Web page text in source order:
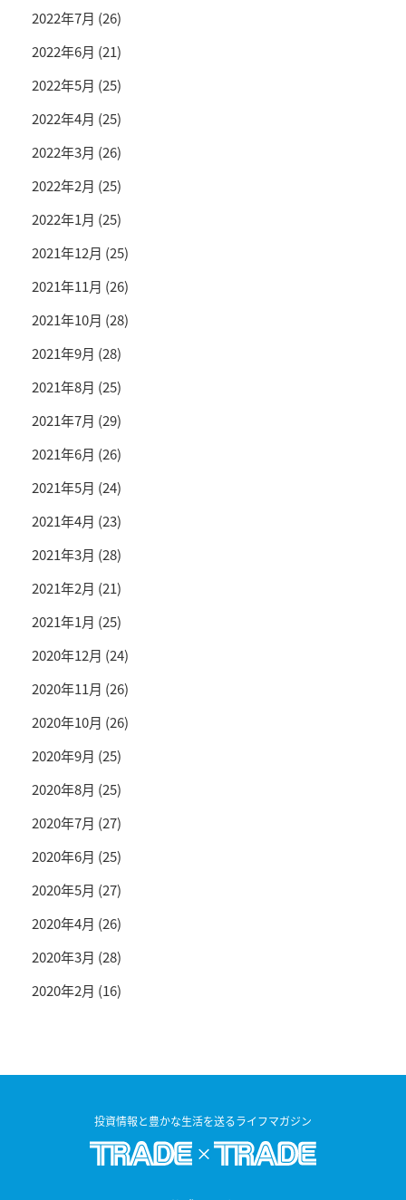
2022年7月 (26)
2022年6月 (21)
2022年5月 (25)
2022年4月 (25)
2022年3月 (26)
2022年2月 (25)
2022年1月 (25)
2021年12月 (25)
2021年11月 (26)
2021年10月 (28)
2021年9月 (28)
2021年8月 (25)
2021年7月 (29)
2021年6月 (26)
2021年5月 (24)
2021年4月 (23)
2021年3月 (28)
2021年2月 (21)
2021年1月 (25)
2020年12月 (24)
2020年11月 (26)
2020年10月 (26)
2020年9月 (25)
2020年8月 (25)
2020年7月 (27)
2020年6月 (25)
2020年5月 (27)
2020年4月 (26)
2020年3月 (28)
2020年2月 (16)
投資情報と豊かな生活を送るライフマガジン